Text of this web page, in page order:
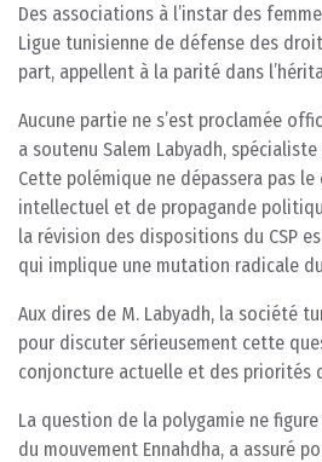
Des associations à l’instar des
Ligue tunisienne de défense des
part, appellent à la parité dans
Aucune partie ne s’est proclamée
a soutenu Salem Labyadh,
Cette polémique ne dépassera pas le
intellectuel et de propagande
la révision des dispositions du CSP
qui implique une mutation radicale
Aux dires de M. Labyadh, la société
pour discuter sérieusement cette
conjoncture actuelle et des priorités
La question de la polygamie ne
du mouvement Ennahdha, a assuré